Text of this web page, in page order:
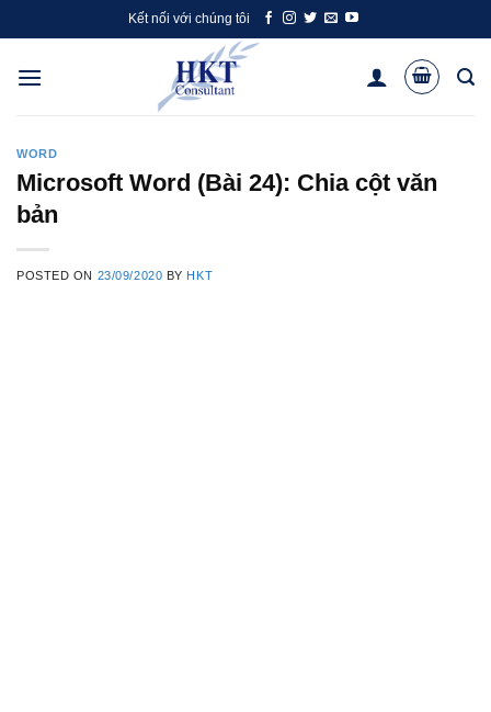
to
content
Kết nối với chúng tôi
WORD
Microsoft Word (Bài 24): Chia cột văn
bản
POSTED ON 23/09/2020 BY HKT